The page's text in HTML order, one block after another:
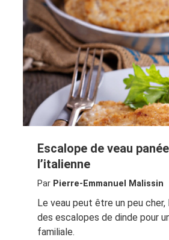
Escalope de veau
l’italienne
Par Pierre-Emmanuel Malissin
Le veau peut être un peu
des escalopes de dinde pour
familiale.